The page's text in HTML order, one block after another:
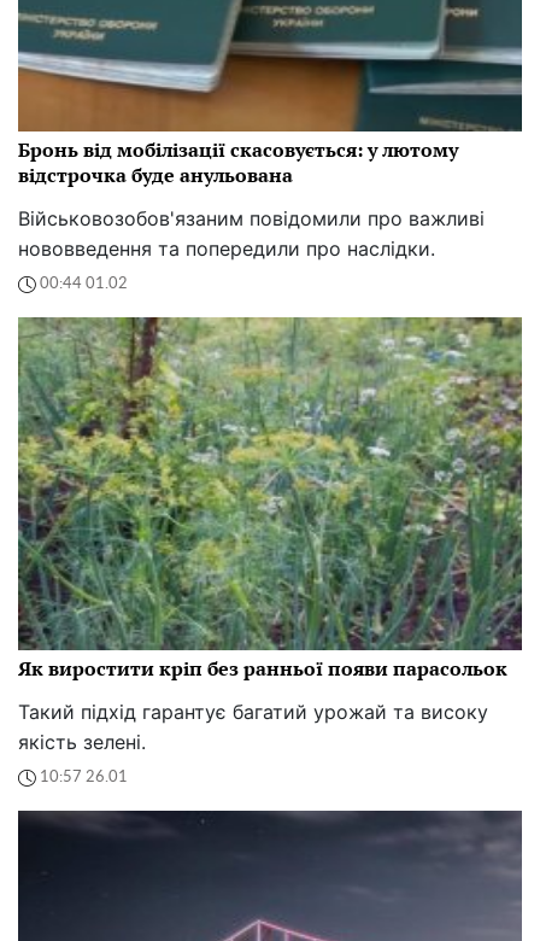
Бронь від мобілізації скасовується: у лютому
відстрочка буде анульована
Військовозобов'язаним повідомили про важливі
нововведення та попередили про наслідки.
00:44 01.02
Як виростити кріп без ранньої появи парасольок
Такий підхід гарантує багатий урожай та високу
якість зелені.
10:57 26.01